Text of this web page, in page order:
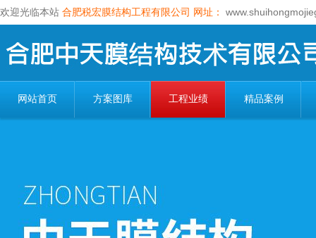
欢迎光临本站 合肥税宏膜结构工程有限公司 网址：
网站首页 方案图库 工程业绩 精品案例